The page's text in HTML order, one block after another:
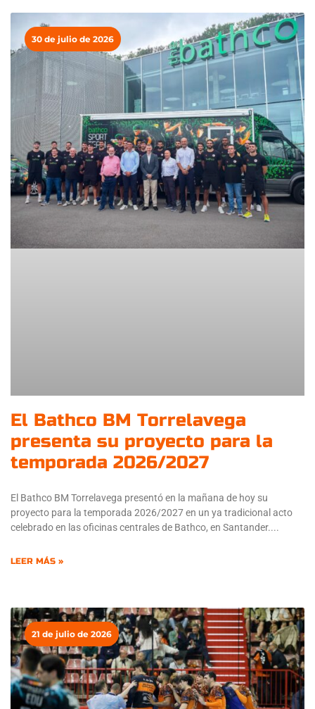
El Bathco BM Torrelavega
presenta su proyecto para la
temporada 2026/2027
El Bathco BM Torrelavega presentó en la mañana de hoy su
proyecto para la temporada 2026/2027 en un ya tradicional acto
celebrado en las oficinas centrales de Bathco, en Santander.
LEER MÁS »
30 de julio de 2026
21 de julio de 2026